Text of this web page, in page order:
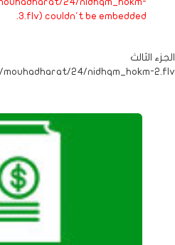
3.flv) couldn't be embedded.
الجزء الثالث
24/nidhqm_hokm-2.flv